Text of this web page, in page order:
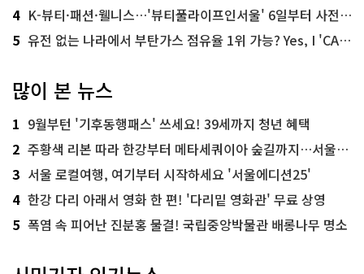
4 K-뷰티·패션·웰니스…'뷰티풀라이프인서울' 6일부터 사전 예약
5 유전 없는 나라에서 부탄가스 점유율 1위 가능? Yes, I 'CAN'
많이 본 뉴스
1 9월부턴 '기후동행패스' 쓰세요! 39세까지 청년 혜택
2 주황색 리본 따라 한강부터 메타세쿼이아 숲길까지…서울둘레길 15코스
3 서울 로컬여행, 여기부터 시작하세요 '서울에디션25'
4 한강 다리 아래서 영화 한 편! '다리밑 영화관' 무료 상영
5 폭염 속 피어난 진분홍 물결! 국립중앙박물관 배롱나무 명소